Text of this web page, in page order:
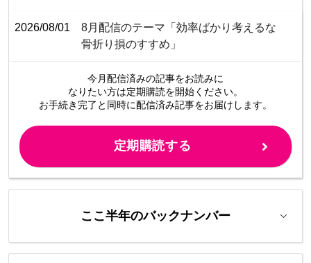
2026/08/01
8月配信のテーマ「効率ばかり考えるな
骨折り損のすすめ」
今月配信済みの記事をお読みに
なりたい方は定期購読を開始ください。
お手続き完了と同時に配信済み記事をお届けします。
定期購読する
ここ半年のバックナンバー